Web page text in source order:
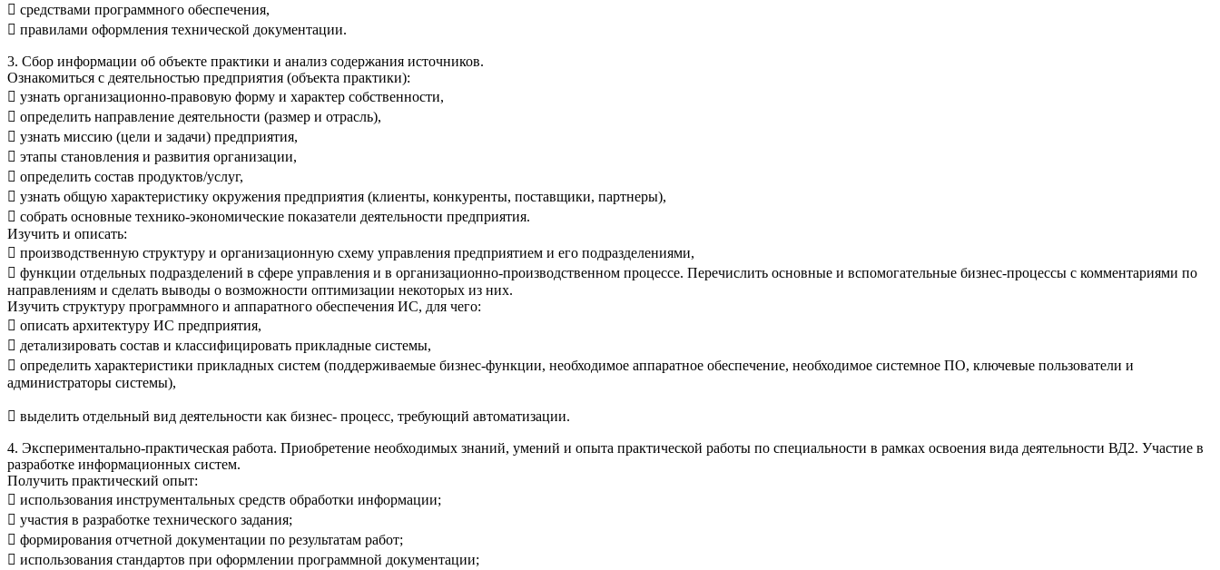
 средствами программного обеспечения,
 правилами оформления технической документации.
3. Сбор информации об объекте практики и анализ содержания источников.
Ознакомиться с деятельностью предприятия (объекта практики):
 узнать организационно-правовую форму и характер собственности,
 определить направление деятельности (размер и отрасль),
 узнать миссию (цели и задачи) предприятия,
 этапы становления и развития организации,
 определить состав продуктов/услуг,
 узнать общую характеристику окружения предприятия (клиенты, конкуренты, поставщики, партнеры),
 собрать основные технико-экономические показатели деятельности предприятия.
Изучить и описать:
 производственную структуру и организационную схему управления предприятием и его подразделениями,
 функции отдельных подразделений в сфере управления и в организационно-производственном процессе. Перечислить основные и вспомогательные бизнес-процессы с комментариями по
направлениям и сделать выводы о возможности оптимизации некоторых из них.
Изучить структуру программного и аппаратного обеспечения ИС, для чего:
 описать архитектуру ИС предприятия,
 детализировать состав и классифицировать прикладные системы,
 определить характеристики прикладных систем (поддерживаемые бизнес-функции, необходимое аппаратное обеспечение, необходимое системное ПО, ключевые пользователи и
администраторы системы),
 выделить отдельный вид деятельности как бизнес- процесс, требующий автоматизации.
4. Экспериментально-практическая работа. Приобретение необходимых знаний, умений и опыта практической работы по специальности в рамках освоения вида деятельности ВД2. Участие в
разработке информационных систем.
Получить практический опыт:
 использования инструментальных средств обработки информации;
 участия в разработке технического задания;
 формирования отчетной документации по результатам работ;
 использования стандартов при оформлении программной документации;